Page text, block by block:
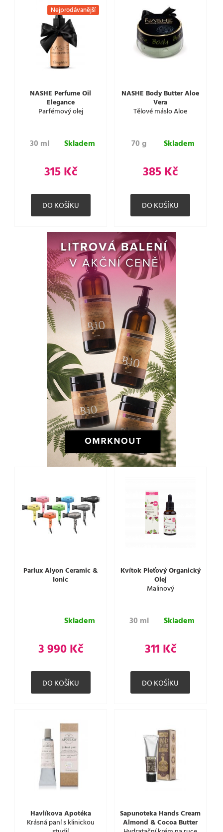
Nejprodávanější
NASHE Perfume Oil
Elegance
Parfémový olej
30 ml Skladem
315 Kč
NASHE Body Butter Aloe
Vera
Tělové máslo Aloe
70 g Skladem
385 Kč
Parlux Alyon Ceramic &
Ionic
Skladem
3 990 Kč
Kvítok Pleťový Organický
Olej
Malinový
30 ml Skladem
311 Kč
Havlíkova Apotéka
Krásná paní s klinickou
Sapunoteka Hands Cream
Almond & Cocoa Butter